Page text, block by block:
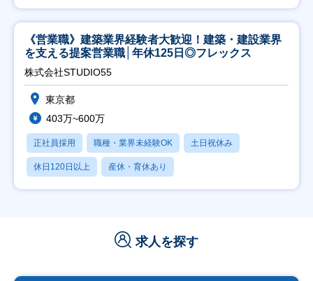
《営業職》建築業界経験者大歓迎！建築・建設業界
を支える提案営業職│年休125日◎フレックス
株式会社STUDIO55
東京都
403万~600万
正社員採用 職種・業界未経験OK 土日祝休み
休日120日以上 産休・育休あり
求人を探す